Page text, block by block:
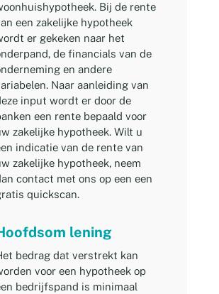
Bij de rente
een zakelijke hypotheek
er gekeken naar het
de financials van de
en andere
Naar aanleiding van
input wordt er door de
een rente bepaald voor
zakelijke hypotheek. Wilt u
indicatie van de rente van
zakelijke hypotheek, neem
contact met ons op een een
quickscan.
lening
bedrag dat verstrekt kan
voor een hypotheek op
bedrijfspand is minimaal